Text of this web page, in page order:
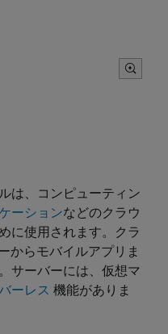
は、コンピューティン
ーションなどのクラウ
に使用されます。クラ
からモバイルアプリま
サーバーには、仮想マ
ーレス 機能がありま